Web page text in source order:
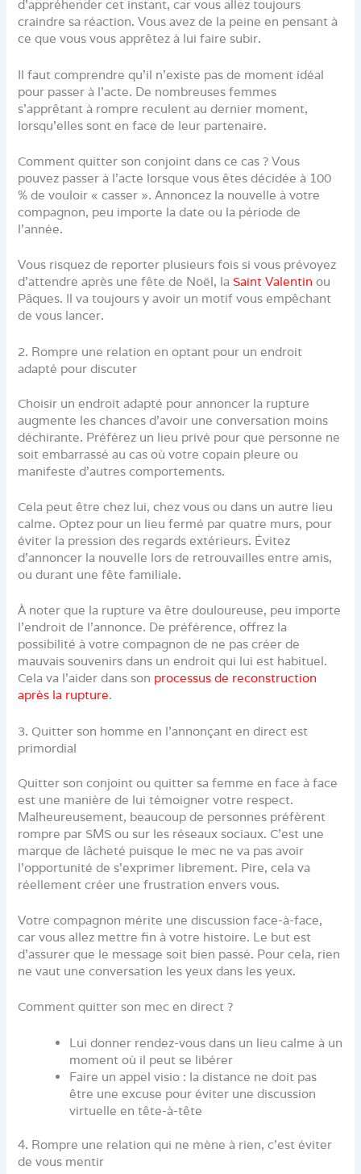
d’appréhender cet instant, car vous allez toujours
craindre sa réaction. Vous avez de la peine en pensant à
ce que vous vous apprêtez à lui faire subir.
Il faut comprendre qu’il n’existe pas de moment idéal
pour passer à l’acte. De nombreuses femmes
s’apprêtant à rompre reculent au dernier moment,
lorsqu’elles sont en face de leur partenaire.
Comment quitter son conjoint dans ce cas ? Vous
pouvez passer à l’acte lorsque vous êtes décidée à 100
% de vouloir « casser ». Annoncez la nouvelle à votre
compagnon, peu importe la date ou la période de
l’année.
Vous risquez de reporter plusieurs fois si vous prévoyez
d’attendre après une fête de Noël, la Saint Valentin ou
Pâques. Il va toujours y avoir un motif vous empêchant
de vous lancer.
2. Rompre une relation en optant pour un endroit
adapté pour discuter
Choisir un endroit adapté pour annoncer la rupture
augmente les chances d’avoir une conversation moins
déchirante. Préférez un lieu privé pour que personne ne
soit embarrassé au cas où votre copain pleure ou
manifeste d’autres comportements.
Cela peut être chez lui, chez vous ou dans un autre lieu
calme. Optez pour un lieu fermé par quatre murs, pour
éviter la pression des regards extérieurs. Évitez
d’annoncer la nouvelle lors de retrouvailles entre amis,
ou durant une fête familiale.
À noter que la rupture va être douloureuse, peu importe
l’endroit de l’annonce. De préférence, offrez la
possibilité à votre compagnon de ne pas créer de
mauvais souvenirs dans un endroit qui lui est habituel.
Cela va l’aider dans son processus de reconstruction
après la rupture.
3. Quitter son homme en l’annonçant en direct est
primordial
Quitter son conjoint ou quitter sa femme en face à face
est une manière de lui témoigner votre respect.
Malheureusement, beaucoup de personnes préfèrent
rompre par SMS ou sur les réseaux sociaux. C’est une
marque de lâcheté puisque le mec ne va pas avoir
l’opportunité de s’exprimer librement. Pire, cela va
réellement créer une frustration envers vous.
Votre compagnon mérite une discussion face-à-face,
car vous allez mettre fin à votre histoire. Le but est
d’assurer que le message soit bien passé. Pour cela, rien
ne vaut une conversation les yeux dans les yeux.
Comment quitter son mec en direct ?
Lui donner rendez-vous dans un lieu calme à un
moment où il peut se libérer
Faire un appel visio : la distance ne doit pas
être une excuse pour éviter une discussion
virtuelle en tête-à-tête
4. Rompre une relation qui ne mène à rien, c’est éviter
de vous mentir